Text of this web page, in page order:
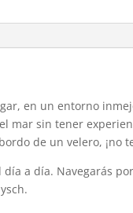
en un entorno
mar sin tener
de un velero, ¡no
a día. Navegarás